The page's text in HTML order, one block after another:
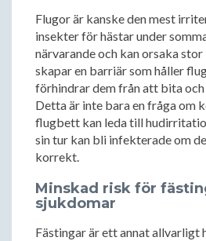
Flugor är kanske den mest
insekter för hästar under
närvarande och kan orsaka
skapar en barriär som håller
förhindrar dem från att bita
Detta är inte bara en fråga om
flugbett kan leda till
sin tur kan bli infekterade om
korrekt.
Minskad risk för
sjukdomar
Fästingar är ett annat allvarligt